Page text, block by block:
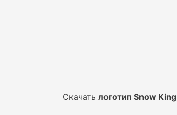
Скачать логотип Snow King